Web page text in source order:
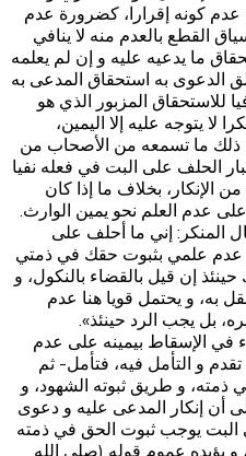
كونه إقرارا، كضرورة عدم
القطع بالعدم منه لا ينافي
ما يدعيه عليه و إن لم يعلمه
الدعوى به استحقاق المدعى به
للاستحقاق المزبور الذي هو
لا يتوجه عليه إلا اليمين،
ذلك ما تسمعه من الأصحاب من
الحلف على البت في فعله نفيا
الإنكار، بخلاف ما إذا كان
على عدم العلم نحو يمين الوارث.
المنكر: إني ما أحلف على
عدم علمي بثبوت حقك في ذمتي
إن قيل بالقضاء بالنكول، و
به، و يحتمل قويا هنا عدم
بل يجب الرد حينئذ».
في الإسقاط بيمينه على عدم
و التأمل فيه، فتأمل- ثم
و طريق ثبوته الشهود، و
أن إنكار المدعى عليه و دعوى
يوجب ثبوت الحق في ذمته
يؤيده عموم‌ قوله (صلى الله